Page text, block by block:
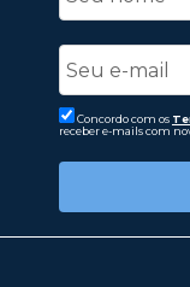
Concordo com os
receber e-mails com